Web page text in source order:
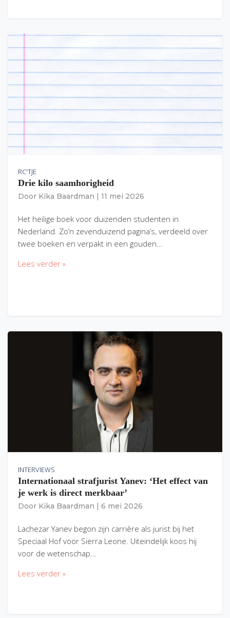
RC'TJE
Drie kilo saamhorigheid
Door Kika Baardman 11 mei 2026
Het heilige boek voor duizenden studenten in
Nederland. Zo’n zevenduizend pagina’s, verdeeld over
twee boeken en verpakt in een gouden…
Lees verder »
INTERVIEWS
Internationaal strafjurist Yanev: ‘Het effect van
je werk is direct merkbaar’
Door Kika Baardman 6 mei 2026
Lachezar Yanev begon zijn carrière als jurist bij het
Speciaal Hof voor Sierra Leone. Uiteindelijk koos hij
voor de wetenschap…
Lees verder »